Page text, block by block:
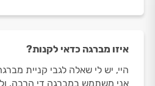
איזו מברגה כדאי לקנות?
היי, יש לי שאלה לגבי קניית
אני משתמש במברגה די הרבה,